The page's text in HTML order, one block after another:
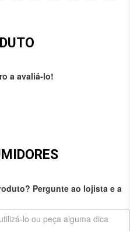
a avaliá-lo!
Pergunte ao lojista e a